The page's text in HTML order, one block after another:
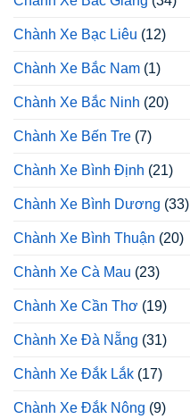
Chành Xe Bạc Liêu (12)
Chành Xe Bắc Nam (1)
Chành Xe Bắc Ninh (20)
Chành Xe Bến Tre (7)
Chành Xe Bình Định (21)
Chành Xe Bình Dương (33)
Chành Xe Bình Thuận (20)
Chành Xe Cà Mau (23)
Chành Xe Cần Thơ (19)
Chành Xe Đà Nẵng (31)
Chành Xe Đắk Lắk (17)
Chành Xe Đắk Nông (9)